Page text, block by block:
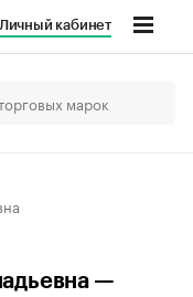
Личный кабинет
—